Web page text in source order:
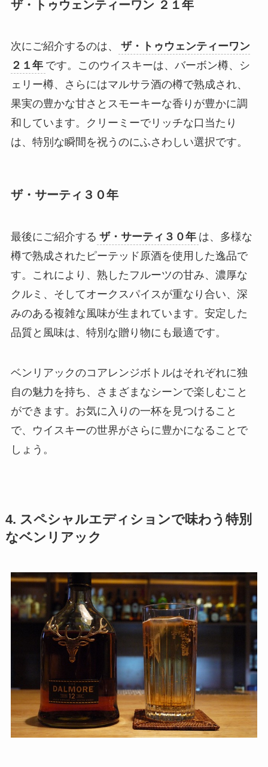
ザ・トゥウェンティーワン ２１年
次にご紹介するのは、
ザ・トゥウェンティーワン
２１年 です。このウイスキーは、バーボン樽、シ
ェリー樽、さらにはマルサラ酒の樽で熟成され、
果実の豊かな甘さとスモーキーな香りが豊かに調
和しています。クリーミーでリッチな口当たり
は、特別な瞬間を祝うのにふさわしい選択です。
ザ・サーティ３０年
最後にご紹介する ザ・サーティ３０年 は、多様な
樽で熟成されたピーテッド原酒を使用した逸品で
す。これにより、熟したフルーツの甘み、濃厚な
クルミ、そしてオークスパイスが重なり合い、深
みのある複雑な風味が生まれています。安定した
品質と風味は、特別な贈り物にも最適です。
ベンリアックのコアレンジボトルはそれぞれに独
自の魅力を持ち、さまざまなシーンで楽しむこと
ができます。お気に入りの一杯を見つけること
で、ウイスキーの世界がさらに豊かになることで
しょう。
4. スペシャルエディションで味わう特別
なベンリアック